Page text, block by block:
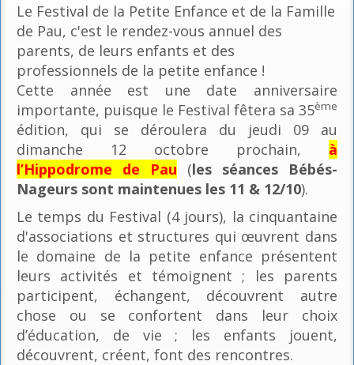
Le Festival de la Petite Enfance et de la Famille
de Pau, c'est le rendez-vous annuel des
parents, de leurs enfants et des
professionnels de la petite enfance !
Cette année est une date anniversaire
importante, puisque le Festival fêtera sa 35ème
édition, qui se déroulera du jeudi 09 au
dimanche 12 octobre prochain, à
l’Hippodrome de Pau (les séances Bébés-
Nageurs sont maintenues les 11 & 12/10).
Le temps du Festival (4 jours), la cinquantaine
d'associations et structures qui œuvrent dans
le domaine de la petite enfance présentent
leurs activités et témoignent ; les parents
participent, échangent, découvrent autre
chose ou se confortent dans leur choix
d’éducation, de vie ; les enfants jouent,
découvrent, créent, font des rencontres.